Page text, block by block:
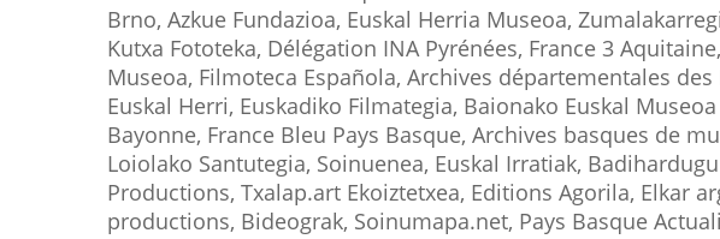
Brno, Azkue Fundazioa, Euskal Herria Museoa,
Kutxa Fototeka, Délégation INA Pyrénées, France 3
Museoa, Filmoteca Española, Archives départementales des
Euskal Herri, Euskadiko Filmategia, Baionako Euskal
Bayonne, France Bleu Pays Basque, Archives basques de
Loiolako Santutegia, Soinuenea, Euskal Irratiak, Badihardugu
Productions, Txalap.art Ekoiztetxea, Editions Agorila, Elkar
productions, Bideograk, Soinumapa.net, Pays Basque